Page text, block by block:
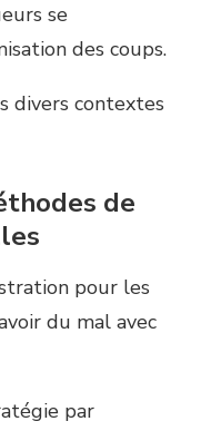
se
des coups.
divers contextes
de
pour les
du mal avec
par